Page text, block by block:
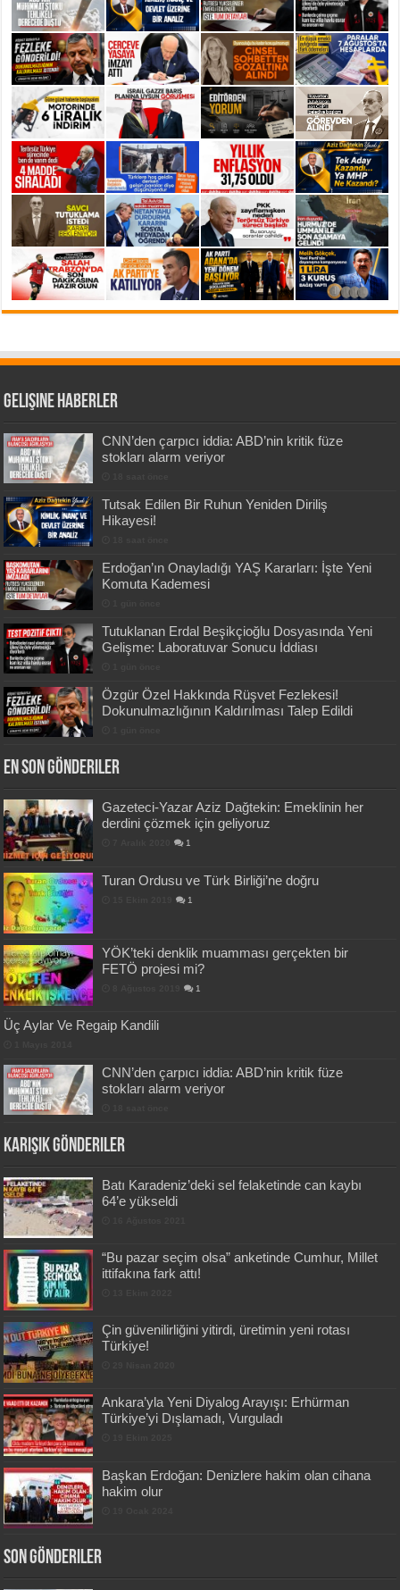
Gelişine Haberler
CNN’den çarpıcı iddia: ABD’nin kritik füze
stokları alarm veriyor
Tutsak Edilen Bir Ruhun Yeniden Diriliş
Hikayesi!
Erdoğan’ın Onayladığı YAŞ Kararları: İşte Yeni
Komuta Kademesi
Tutuklanan Erdal Beşikçioğlu Dosyasında Yeni
Gelişme: Laboratuvar Sonucu İddiası
Özgür Özel Hakkında Rüşvet Fezlekesi!
Dokunulmazlığının Kaldırılması Talep Edildi
En Son Gönderiler
Gazeteci-Yazar Aziz Dağtekin: Emeklinin her
derdini çözmek için geliyoruz
1
Turan Ordusu ve Türk Birliği’ne doğru
1
YÖK’teki denklik muamması gerçekten bir
FETÖ projesi mi?
1
Üç Aylar Ve Regaip Kandili
CNN’den çarpıcı iddia: ABD’nin kritik füze
stokları alarm veriyor
Karışık Gönderiler
Batı Karadeniz’deki sel felaketinde can kaybı
64’e yükseldi
“Bu pazar seçim olsa” anketinde Cumhur, Millet
ittifakına fark attı!
Çin güvenilirliğini yitirdi, üretimin yeni rotası
Türkiye!
Ankara’yla Yeni Diyalog Arayışı: Erhürman
Türkiye’yi Dışlamadı, Vurguladı
Başkan Erdoğan: Denizlere hakim olan cihana
hakim olur
Son Gönderiler